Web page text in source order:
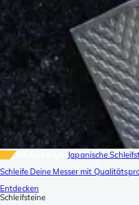
Japanische
Schleife Deine Messer mit
Entdecken
Schleifsteine